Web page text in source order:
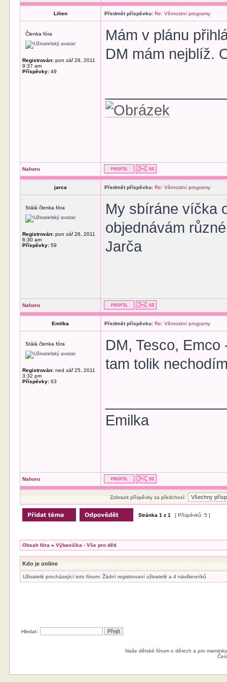
Lilien Předmět příspěvku: Re: Věrnostní programy
Členka fóra
Registrován: pon zář 26, 2011
9:37 am
Příspěvky: 49
Mám v plánu
DM mám nejblíž.
Nahoru
jarca Předmět příspěvku: Re: Věrnostní programy
Stálá členka fóra
Registrován: pon zář 26, 2011
6:30 am
Příspěvky: 59
My sbíráne víčka
objednávám
Jarča
Nahoru
Emilka Předmět příspěvku: Re: Věrnostní programy
Stálá členka fóra
Registrován: ned zář 25, 2011
3:32 pm
Příspěvky: 63
DM, Tesco,
tam tolik
Emilka
Nahoru
Zobrazit příspěvky za předchozí:
Stránka1 z1 [ Příspěvků: 5 ]
Obsah fóra »Výbavička - Vše pro děti
Kdo je online
Uživatelé procházející toto fórum: Žádní registrovaní uživatelé a 4 návštevníků
Hledat:
Naše dětské fórum o dětech a pro